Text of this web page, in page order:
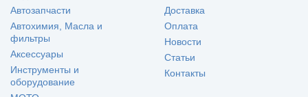
Автозапчасти
Автохимия, Масла и
фильтры
Аксессуары
Инструменты и
оборудование
Доставка
Оплата
Новости
Статьи
Контакты